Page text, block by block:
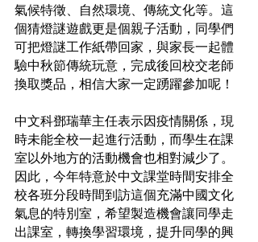
氣候特徵、自然環境、傳統文化等。這
個猜燈謎遊戲更是個親子活動，同學們
可把燈謎工作紙帶回家，與家長一起體
驗中秋節傳統玩意，完成後回校交老師
換取獎品，相信大家一定踴躍參加呢！
中文科鄧瑞華主任表示因疫情關係，現
時未能全校一起進行活動，而學生在課
室以外地方的活動機會也相對減少了。
因此，今年特意於中文課堂時間安排全
校各班分段時間到訪這個充滿中國文化
氣息的特別室，希望製造機會讓同學走
出課室，轉換學習環境，提升同學的興